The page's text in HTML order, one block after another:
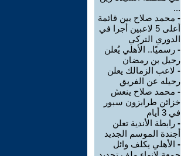
...
- محمد صلاح بين قائمة
أعلى 5 لاعبين أجرا في
الدوري التركي
- رسميًا.. الأهلي يُعلن
رحيل بن رمضان
- لاعب الزمالك يعلن
رحيله عن الفريق
- محمد صلاح ينعش
خزائن طرابزون سبور
في 3 أيام
- رابطة الأندية تعلن
أجندة الموسم الجديد
- الأهلي يكلف وائل